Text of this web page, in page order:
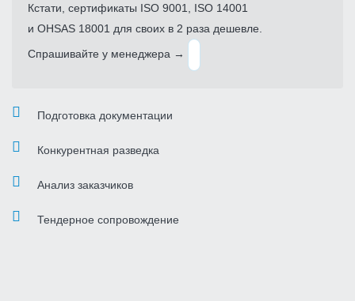
Кстати, сертификаты ISO 9001, ISO 14001
и OHSAS 18001 для своих в 2 раза дешевле.
Спрашивайте у менеджера →
Подготовка документации
Конкурентная разведка
Анализ заказчиков
Тендерное сопровождение